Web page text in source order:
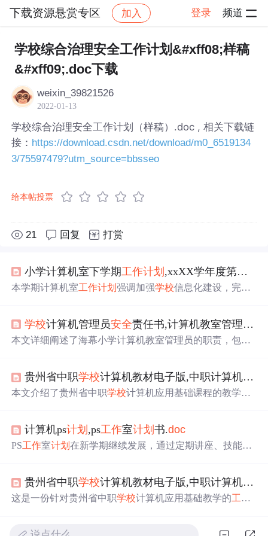
下载资源悬赏专区 加入 登录 频道
社区 下载资源悬赏专区 帖子详情
学校综合治理安全工作计划&#xff08;样稿
&#xff09;.doc下载
weixin_39821526
2022-01-13
学校综合治理安全工作计划（样稿）.doc , 相关下载链
接： https://download.csdn.net/download/m0_6519134
3/75597479?utm_source=bbsseo
给本帖投票
21 回复 打赏
小学计算机室下学期工作计划 ,xxXX学年度第二学期小学计算机室
本学期计算机室工作计划强调加强学校信息化建设，完善
学校计算机管理员安全责任书,计算机教室管理员
本文详细阐述了海幕小学计算机教室管理员的职责，包括
性。贵州省中职学校计算机教材电子版,中职计算机基础课件贵州省中职
本文介绍了贵州省中职学校计算机应用基础课程的教学工
动手能力和理论结合，同时针对不同水平的学生提供个性
化教学策略。
计算机ps计划 ,ps工作室计划书.doc
PS工作室计划在新学期继续发展，通过定期讲座、技能培
贵州省中职学校计算机教材电子版,中职计算机基础课件_贵州省中职
这是一份针对贵州省中职学校计算机应用基础教学的工作